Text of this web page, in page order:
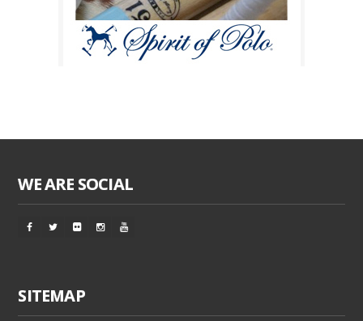
WE ARE SOCIAL
SITEMAP